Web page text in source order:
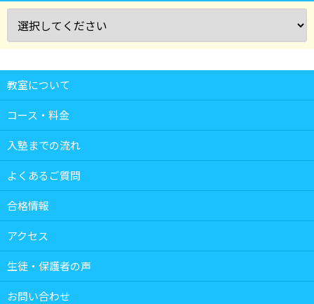
教室について
コース・料金
入塾までの流れ
よくあるご質問
合格情報
アクセス
生徒・保護者の声
お問い合わせ